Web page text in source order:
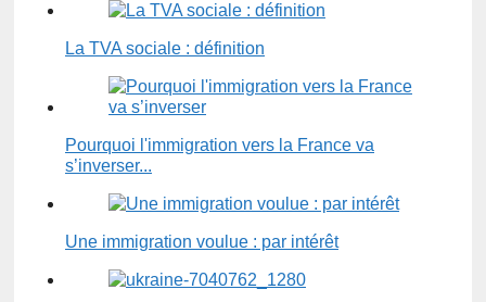
La TVA sociale : définition
Pourquoi l'immigration vers la France va
s’inverser...
Une immigration voulue : par intérêt